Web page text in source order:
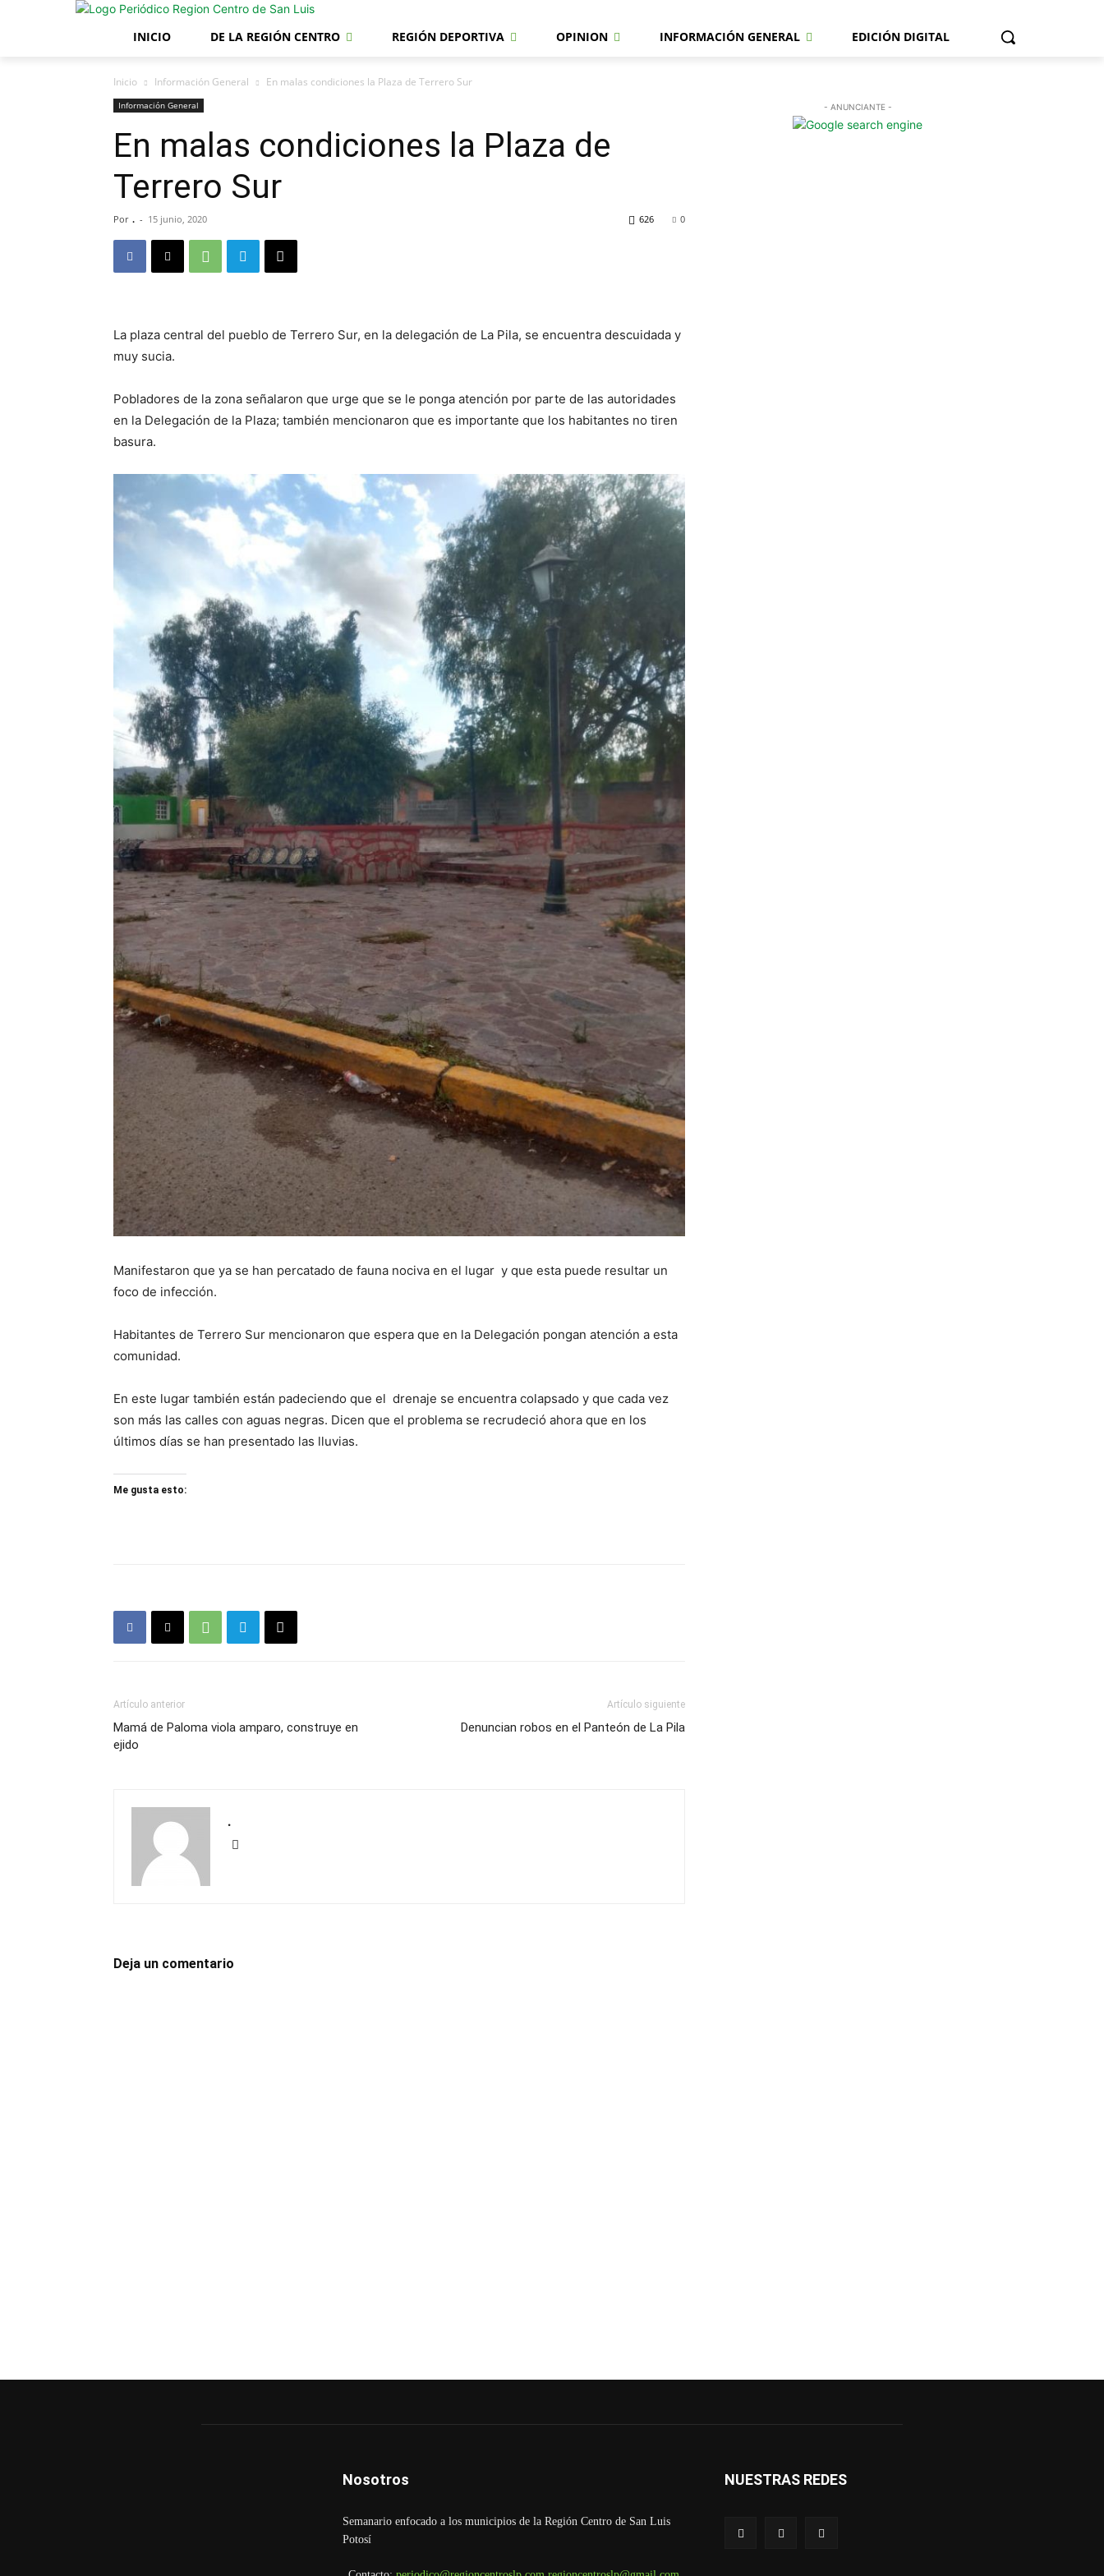
INICIO DE LA REGIÓN CENTRO REGIÓN DEPORTIVA OPINION INFORMACIÓN GENERAL EDICIÓN DIGITAL
Inicio Información General En malas condiciones la Plaza de Terrero Sur
Información General
En malas condiciones la Plaza de
Terrero Sur
Por . - 15 junio, 2020 0
626
La plaza central del pueblo de Terrero Sur, en la delegación de La Pila, se encuentra descuidada y
muy sucia.
Pobladores de la zona señalaron que urge que se le ponga atención por parte de las autoridades
en la Delegación de la Plaza; también mencionaron que es importante que los habitantes no tiren
basura.
Manifestaron que ya se han percatado de fauna nociva en el lugar y que esta puede resultar un
foco de infección.
Habitantes de Terrero Sur mencionaron que espera que en la Delegación pongan atención a esta
comunidad.
En este lugar también están padeciendo que el drenaje se encuentra colapsado y que cada vez
son más las calles con aguas negras. Dicen que el problema se recrudeció ahora que en los
últimos días se han presentado las lluvias.
Me gusta esto:
Artículo anterior
Mamá de Paloma viola amparo, construye en
ejido
Artículo siguiente
Denuncian robos en el Panteón de La Pila
.
Deja un comentario
- ANUNCIANTE -
Nosotros
Semanario enfocado a los municipios de la Región Centro de San Luis
Potosí
NUESTRAS REDES